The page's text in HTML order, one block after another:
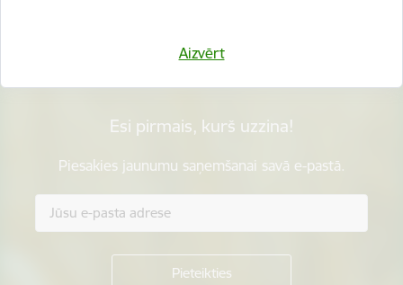
Aizvērt
Esi pirmais, kurš uzzina!
Piesakies jaunumu saņemšanai savā e-pastā.